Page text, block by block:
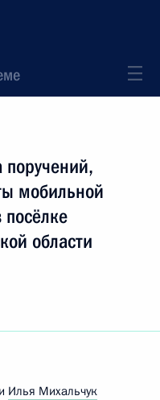
поручений,
мобильной
области
Илья Михальчук